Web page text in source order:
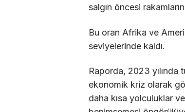
salgın öncesi
Bu oran Afrika ve
seviyelerinde kaldı.
Raporda, 2023
ekonomik kriz olarak
daha kısa yolculuklar